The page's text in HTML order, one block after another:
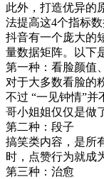
此外，打造优异的
法提高这4个指标数
抖音有一个庞大的
量数据矩阵。以下
第一种：看脸颜值、
对于大多数看脸的
不过 “一见钟情”
哥小姐姐仅仅是做
第二种：段子
搞笑类内容，是所
时，点赞行为就成
第三种：治愈